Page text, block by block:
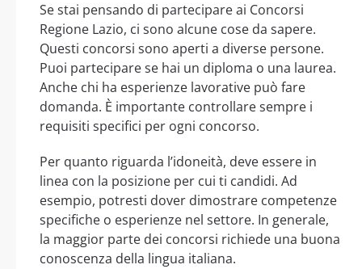
Se stai pensando di partecipare ai Concorsi
Regione Lazio, ci sono alcune cose da sapere.
Questi concorsi sono aperti a diverse persone.
Puoi partecipare se hai un diploma o una laurea.
Anche chi ha esperienze lavorative può fare
domanda. È importante controllare sempre i
requisiti specifici per ogni concorso.
Per quanto riguarda l’idoneità, deve essere in
linea con la posizione per cui ti candidi. Ad
esempio, potresti dover dimostrare competenze
specifiche o esperienze nel settore. In generale,
la maggior parte dei concorsi richiede una buona
conoscenza della lingua italiana.